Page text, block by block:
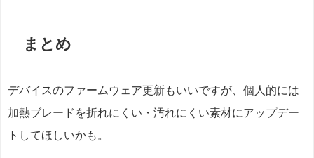
まとめ
デバイスのファームウェア更新もいいですが、個人的には
加熱ブレードを折れにくい・汚れにくい素材にアップデー
トしてほしいかも。